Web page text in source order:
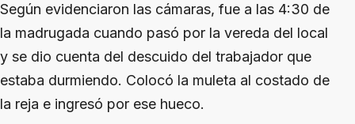
Según evidenciaron las cámaras, fue a las 4:30 de
la madrugada cuando pasó por la vereda del local
y se dio cuenta del descuido del trabajador que
estaba durmiendo. Colocó la muleta al costado de
la reja e ingresó por ese hueco.